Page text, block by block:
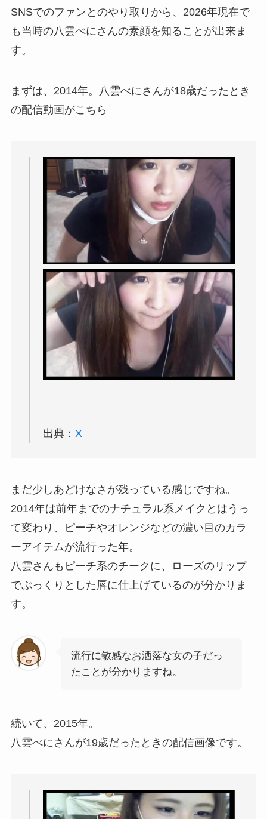
SNSでのファンとのやり取りから、2026年現在で
も当時の八雲べにさんの素顔を知ることが出来ま
す。
まずは、2014年。八雲べにさんが18歳だったとき
の配信動画がこちら
出典： X
まだ少しあどけなさが残っている感じですね。
2014年は前年までのナチュラル系メイクとはうっ
て変わり、ピーチやオレンジなどの濃い目のカラ
ーアイテムが流行った年。
八雲さんもピーチ系のチークに、ローズのリップ
でぷっくりとした唇に仕上げているのが分かりま
す。
流行に敏感なお洒落な女の子だっ
たことが分かりますね。
続いて、2015年。
八雲べにさんが19歳だったときの配信画像です。